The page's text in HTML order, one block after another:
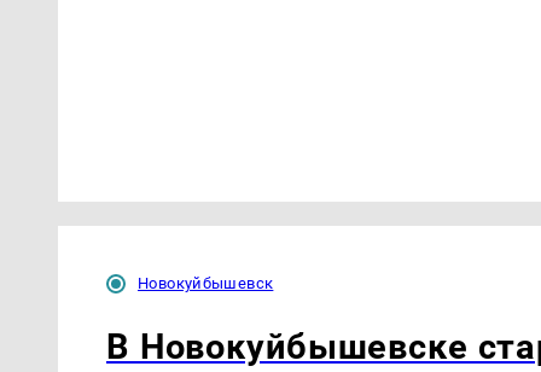
Новокуйбышевск
В Новокуйбышевске